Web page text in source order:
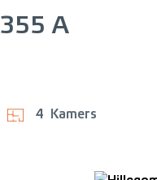
355 A
4
Kamers